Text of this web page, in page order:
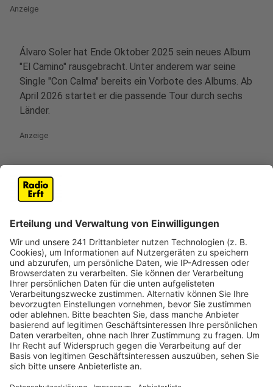
Anzeige
Álvaro Soler hat Ende Oktober 2025 sein neues Album
"El Camino" rausgebracht. Unter anderem war seine
Single "Con Calma" bereits ein Vorbote des Albums. Ab
April 2026 startet er die passende Tour durch sechs
Länder.
Anzeige
Wir präsentieren die NRW-Termine der Tour:
Anzeige
Tickets für den 21.04.2026 in Köln, Palladium
Tickets für den 24.04.2026 in Bochum, Ruhr Congress
Anzeige
Aus dem besten Mix: "Con Calma" von Álvaro
Soler
Anzeige